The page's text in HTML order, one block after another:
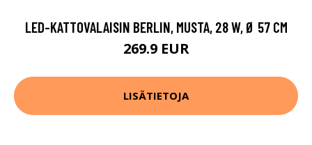
LED-KATTOVALAISIN BERLIN, MUSTA, 28 W, Ø 57 CM
269.9 EUR
LISÄTIETOJA